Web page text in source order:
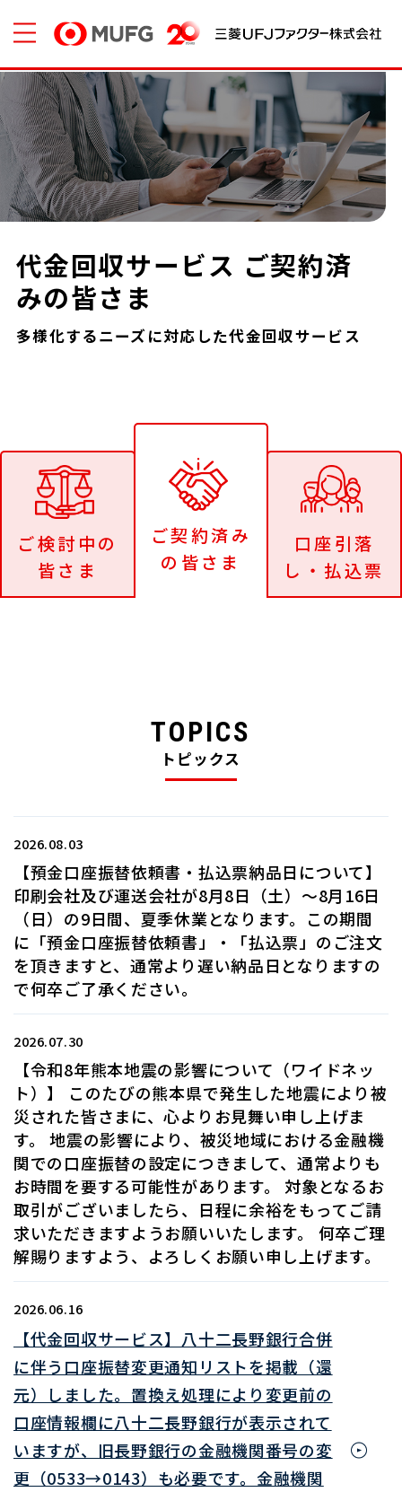
代金回収サービス ご契約済
みの皆さま
多様化するニーズに対応した代金回収サービス
ご検討中の
皆さま
ご契約済み
の皆さま
口座引落
し・払込票
TOPICS
トピックス
2026.08.03
【預金口座振替依頼書・払込票納品日について】
印刷会社及び運送会社が8月8日（土）～8月16日
（日）の9日間、夏季休業となります。この期間
に「預金口座振替依頼書」・「払込票」のご注文
を頂きますと、通常より遅い納品日となりますの
で何卒ご了承ください。
2026.07.30
【令和8年熊本地震の影響について（ワイドネッ
ト）】 このたびの熊本県で発生した地震により被
災された皆さまに、心よりお見舞い申し上げま
す。 地震の影響により、被災地域における金融機
関での口座振替の設定につきまして、通常よりも
お時間を要する可能性があります。 対象となるお
取引がございましたら、日程に余裕をもってご請
求いただきますようお願いいたします。 何卒ご理
解賜りますよう、よろしくお願い申し上げます。
2026.06.16
【代金回収サービス】八十二長野銀行合併
に伴う口座振替変更通知リストを掲載（還
元）しました。置換え処理により変更前の
口座情報欄に八十二長野銀行が表示されて
いますが、旧長野銀行の金融機関番号の変
更（0533→0143）も必要です。金融機関